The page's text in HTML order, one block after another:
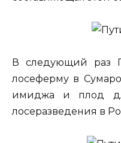
В следующий раз
лосеферму в
имиджа и плод
лосеразведения в